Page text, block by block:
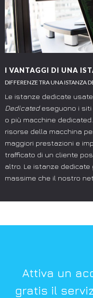
I VANTAGGI DI UNA
DIFFERENZE TRA UNA ISTANZA
Le istanze dedicate
Dedicatedeseguono i siti
o più macchine
risorse della macchina
maggiori prestazioni e
trafficato di un cliente
altro. Le istanze
massime che il nostro
Attiva un
gratis il